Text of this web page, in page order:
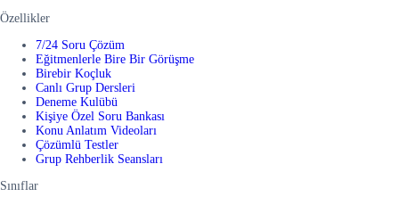
Özellikler
7/24 Soru Çözüm
Eğitmenlerle Bire Bir Görüşme
Birebir Koçluk
Canlı Grup Dersleri
Deneme Kulübü
Kişiye Özel Soru Bankası
Konu Anlatım Videoları
Çözümlü Testler
Grup Rehberlik Seansları
Sınıflar